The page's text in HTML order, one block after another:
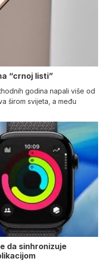
“crnoj listi”
godina napali više od
širom svijeta, a među
da sinhronizuje